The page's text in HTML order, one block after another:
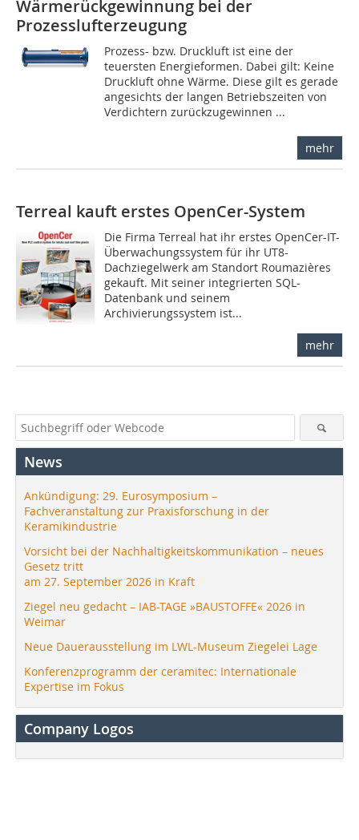
Wärmerückgewinnung bei der
Prozesslufterzeugung
Prozess- bzw. Druckluft ist eine der
teuersten Energieformen. Dabei gilt: Keine
Druckluft ohne Wärme. Diese gilt es gerade
angesichts der langen Betriebszeiten von
Verdichtern zurückzugewinnen ...
mehr
Terreal kauft erstes OpenCer-System
Die Firma Terreal hat ihr erstes OpenCer-IT-
Überwachungssystem für ihr UT8-
Dachziegelwerk am Standort Roumazières
gekauft. Mit seiner integrierten SQL-
Datenbank und seinem
Archivierungssystem ist...
mehr
News
Ankündigung: 29. Eurosymposium –
Fachveranstaltung zur Praxisforschung in der
Keramikindustrie
Vorsicht bei der Nachhaltigkeitskommunikation – neues
Gesetz tritt
am 27. September 2026 in Kraft
Ziegel neu gedacht – IAB-TAGE »BAUSTOFFE« 2026 in
Weimar
Neue Dauerausstellung im LWL-Museum Ziegelei Lage
Konferenzprogramm der ceramitec: Internationale
Expertise im Fokus
Company Logos